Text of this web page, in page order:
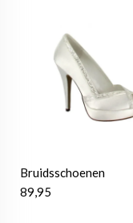
Bruidsschoenen
89,95